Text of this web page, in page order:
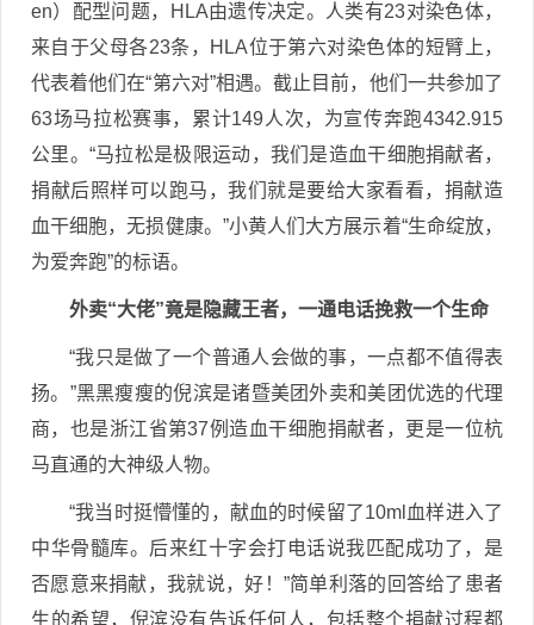
en）配型问题，HLA由遗传决定。人类有23对染色体，
来自于父母各23条，HLA位于第六对染色体的短臂上，
代表着他们在“第六对”相遇。截止目前，他们一共参加了
63场马拉松赛事，累计149人次，为宣传奔跑4342.915
公里。“马拉松是极限运动，我们是造血干细胞捐献者，
捐献后照样可以跑马，我们就是要给大家看看，捐献造
血干细胞，无损健康。”小黄人们大方展示着“生命绽放，
为爱奔跑”的标语。
外卖“大佬”竟是隐藏王者，一通电话挽救一个生命
“我只是做了一个普通人会做的事，一点都不值得表
扬。”黑黑瘦瘦的倪滨是诸暨美团外卖和美团优选的代理
商，也是浙江省第37例造血干细胞捐献者，更是一位杭
马直通的大神级人物。
“我当时挺懵懂的，献血的时候留了10ml血样进入了
中华骨髓库。后来红十字会打电话说我匹配成功了，是
否愿意来捐献，我就说，好！”简单利落的回答给了患者
生的希望，倪滨没有告诉任何人，包括整个捐献过程都